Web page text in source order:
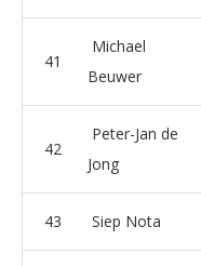
41
Michael
Beuwer
42
Peter-Jan de
Jong
43 Siep Nota